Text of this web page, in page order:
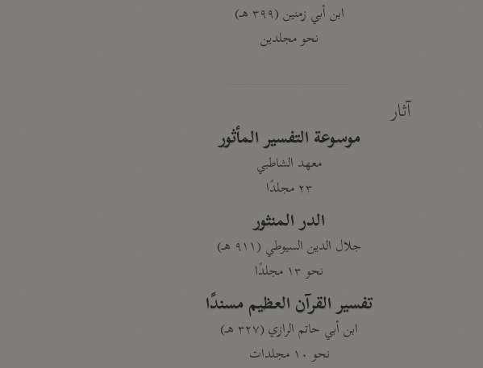
ابن أبي زمنين (٣٩٩ هـ)
نحو مجلدين
آثار
موسوعة التفسير المأثور
معهد الشاطبي
٢٣ مجلدًا
الدر المنثور
جلال الدين السيوطي (٩١١ هـ)
نحو ١٣ مجلدًا
تفسير القرآن العظيم مسندًا
ابن أبي حاتم الرازي (٣٢٧ هـ)
نحو ١٠ مجلدات